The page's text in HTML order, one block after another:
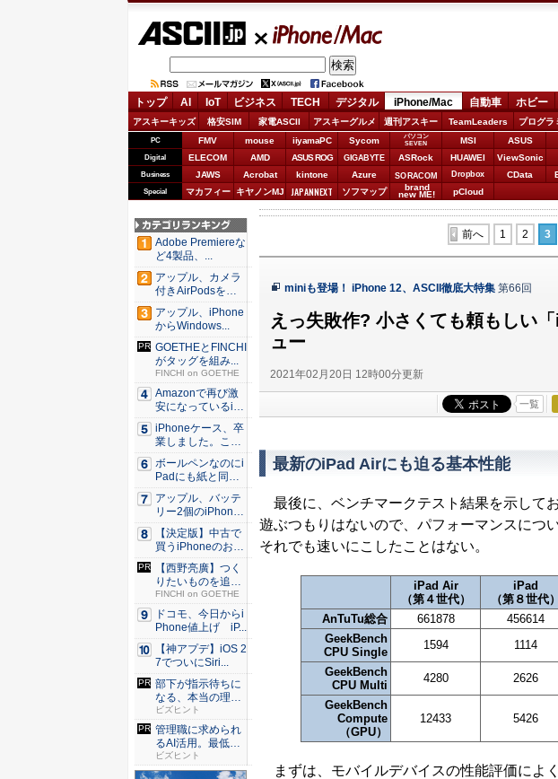
iPhone/Mac
トップ AI IoT ビジネス TECH デジタル iPhone/Mac 自動車 ホビー
アスキーキッズ 格安SIM 家電ASCII アスキーグルメ 週刊アスキー TeamLeaders プログラ
PC FMV mouse iiyamaPC Sycom
パソコン
SEVEN
MSI ASUS
Digital ELECOM AMD ASUS ROG GIGABYTE ASRock HUAWEI ViewSonic
Business JAWS Acrobat kintone Azure SORACOM Dropbox CData
Special マカフィー キヤノンMJ JAPANNEXT ソフマップ brand
new ME! pCloud
前へ 1 2 3
miniも登場！ iPhone 12、ASCII徹底大特集 第66回
えっ失敗作? 小さくても頼もしい
ュー
2021年02月20日 12時00分更新
一覧
最新のiPad Airにも迫る基本性能
最後に、ベンチマークテスト結果を示して
遊ぶつもりはないので、パフォーマンスにつ
それでも速いにこしたことはない。
iPad Air
（第４世代）
iPad
（第８世代）
AnTuTu総合
661878 456614
GeekBench
CPU Single
1594 1114
GeekBench
CPU Multi
4280 2626
GeekBench
Compute
（GPU）
12433 5426
まずは、モバイルデバイスの性能評価によ
Adobe Premiereな
ど4製品、...
アップル、カメラ
付きAirPodsを年
内...
アップル、iPhone
からWindows...
GOETHEとFINCHI
がタッグを組み...
FINCHI on GOETHE
Amazonで再び激
安になっているiP
h...
iPhoneケース、卒
業しました。これ
か...
ボールペンなのにi
Padにも紙と同じ
滑ら...
アップル、バッテ
リー2個のiPhone
準...
【決定版】中古で
買うiPhoneのおす
す...
【西野亮廣】つく
りたいものを追求
できる環...
FINCHI on GOETHE
ドコモ、今日からi
Phone値上げ iP...
【神アプデ】iOS 2
7でついにSiri...
部下が指示待ちに
なる、本当の理
由。23年...
ビズヒント
管理職に求められ
るAI活用。最低限
やるべ...
ビズヒント